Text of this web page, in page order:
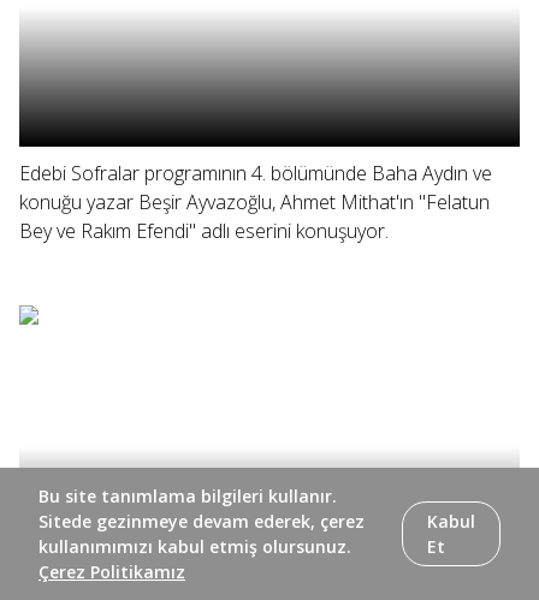
Edebi Sofralar programının 4. bölümünde Baha Aydın ve
konuğu yazar Beşir Ayvazoğlu, Ahmet Mithat'ın "Felatun
Bey ve Rakım Efendi" adlı eserini konuşuyor.
Bu site tanımlama bilgileri kullanır.
Sitede gezinmeye devam ederek, çerez
kullanımımızı kabul etmiş olursunuz.
Çerez Politikamız
Kabul
Et